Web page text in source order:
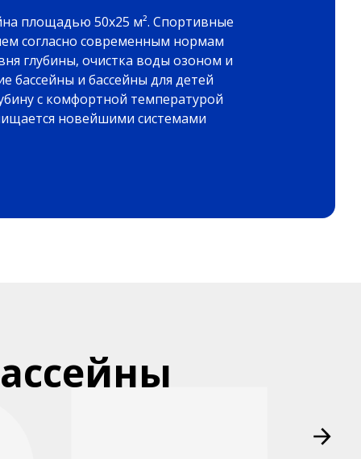
площадью 50х25 м². Спортивные
согласно современным нормам
глубины, очистка воды озоном и
бассейны и бассейны для детей
с комфортной температурой
новейшими системами